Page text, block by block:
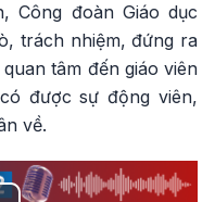
Công đoàn Giáo dục
trách nhiệm, đứng ra
tâm đến giáo viên
được sự động viên,
về.